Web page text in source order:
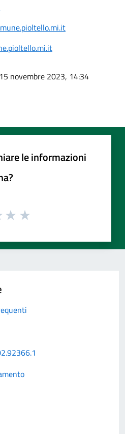
novembre 2023, 14:34
le informazioni